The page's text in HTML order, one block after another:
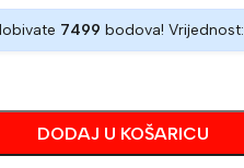
7499 bodova! Vrijednost:
DODAJ U KOŠARICU